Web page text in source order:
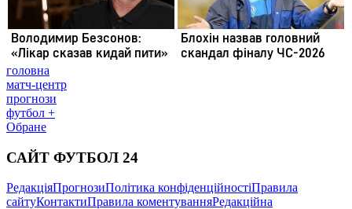
головна
матч-центр
прогнози
футбол +
Обране
САЙТ ФУТБОЛ 24
РедакціяПрогнозиПолітика конфіденційностіПравила
сайтуКонтактиПравила коментуванняРедакційна